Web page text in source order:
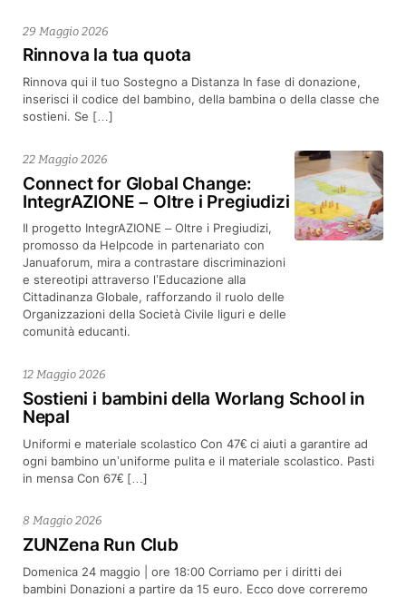
Rinnova la tua quota
29 Maggio 2026
Rinnova qui il tuo Sostegno a Distanza In fase di donazione,
inserisci il codice del bambino, della bambina o della classe che
sostieni. Se […]
Connect for Global Change:
IntegrAZIONE – Oltre i Pregiudizi
22 Maggio 2026
Il progetto IntegrAZIONE – Oltre i Pregiudizi,
promosso da Helpcode in partenariato con
Januaforum, mira a contrastare discriminazioni
e stereotipi attraverso l’Educazione alla
Cittadinanza Globale, rafforzando il ruolo delle
Organizzazioni della Società Civile liguri e delle
comunità educanti.
Sostieni i bambini della Worlang School in
Nepal
12 Maggio 2026
Uniformi e materiale scolastico Con 47€ ci aiuti a garantire ad
ogni bambino un’uniforme pulita e il materiale scolastico. Pasti
in mensa Con 67€ […]
ZUNZena Run Club
8 Maggio 2026
Domenica 24 maggio | ore 18:00 Corriamo per i diritti dei
bambini Donazioni a partire da 15 euro. Ecco dove correremo